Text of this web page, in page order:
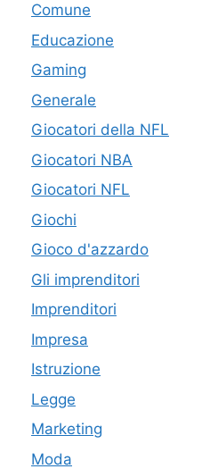
Comune
Educazione
Gaming
Generale
Giocatori della NFL
Giocatori NBA
Giocatori NFL
Giochi
Gioco d'azzardo
Gli imprenditori
Imprenditori
Impresa
Istruzione
Legge
Marketing
Moda